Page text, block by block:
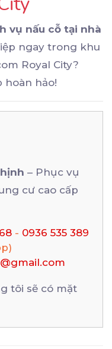
vụ nấu cỗ tại nhà
ngay trong khu
Royal City?
hoàn hảo!
– Phục vụ
cư cao cấp
- 0936 535 389
tôi sẽ có mặt